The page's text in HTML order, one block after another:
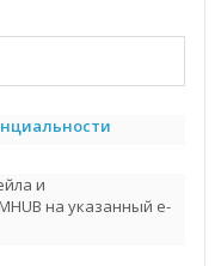
и
на указанный e-